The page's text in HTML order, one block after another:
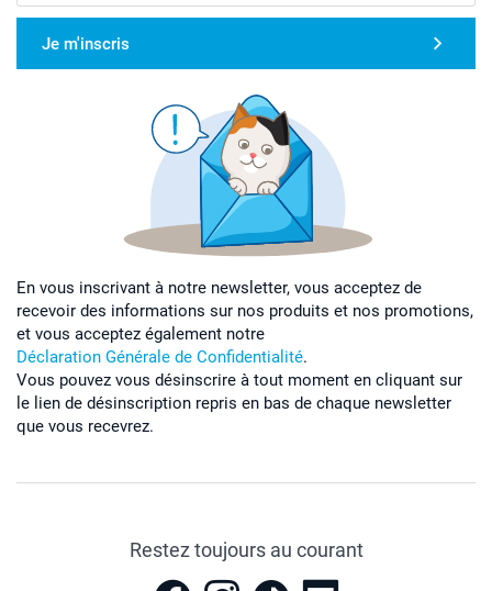
Je m'inscris
En vous inscrivant à notre newsletter, vous acceptez de
recevoir des informations sur nos produits et nos promotions,
et vous acceptez également notre
Déclaration Générale de Confidentialité.
Vous pouvez vous désinscrire à tout moment en cliquant sur
le lien de désinscription repris en bas de chaque newsletter
que vous recevrez.
Restez toujours au courant